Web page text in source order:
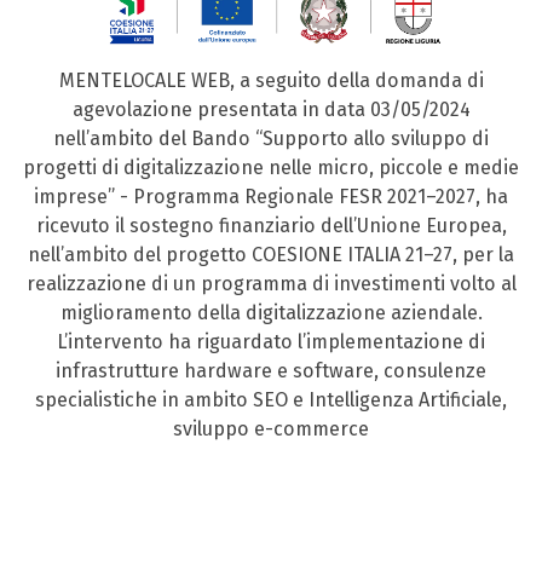
MENTELOCALE WEB, a seguito della domanda di
agevolazione presentata in data 03/05/2024
nell’ambito del Bando “Supporto allo sviluppo di
progetti di digitalizzazione nelle micro, piccole e medie
imprese” - Programma Regionale FESR 2021–2027, ha
ricevuto il sostegno finanziario dell’Unione Europea,
nell’ambito del progetto COESIONE ITALIA 21–27, per la
realizzazione di un programma di investimenti volto al
miglioramento della digitalizzazione aziendale.
L’intervento ha riguardato l’implementazione di
infrastrutture hardware e software, consulenze
specialistiche in ambito SEO e Intelligenza Artificiale,
sviluppo e-commerce